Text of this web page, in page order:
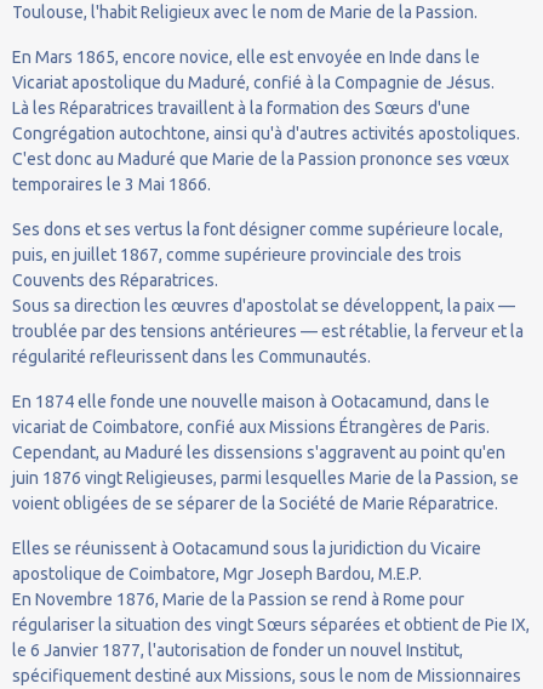
Toulouse, l'habit Religieux avec le nom de Marie de la Passion.
En Mars 1865, encore novice, elle est envoyée en Inde dans le
Vicariat apostolique du Maduré, confié à la Compagnie de Jésus.
Là les Réparatrices travaillent à la formation des Sœurs d'une
Congrégation autochtone, ainsi qu'à d'autres activités apostoliques.
C'est donc au Maduré que Marie de la Passion prononce ses vœux
temporaires le 3 Mai 1866.
Ses dons et ses vertus la font désigner comme supérieure locale,
puis, en juillet 1867, comme supérieure provinciale des trois
Couvents des Réparatrices.
Sous sa direction les œuvres d'apostolat se développent, la paix —
troublée par des tensions antérieures — est rétablie, la ferveur et la
régularité refleurissent dans les Communautés.
En 1874 elle fonde une nouvelle maison à Ootacamund, dans le
vicariat de Coimbatore, confié aux Missions Étrangères de Paris.
Cependant, au Maduré les dissensions s'aggravent au point qu'en
juin 1876 vingt Religieuses, parmi lesquelles Marie de la Passion, se
voient obligées de se séparer de la Société de Marie Réparatrice.
Elles se réunissent à Ootacamund sous la juridiction du Vicaire
apostolique de Coimbatore, Mgr Joseph Bardou, M.E.P.
En Novembre 1876, Marie de la Passion se rend à Rome pour
régulariser la situation des vingt Sœurs séparées et obtient de Pie IX,
le 6 Janvier 1877, l'autorisation de fonder un nouvel Institut,
spécifiquement destiné aux Missions, sous le nom de Missionnaires